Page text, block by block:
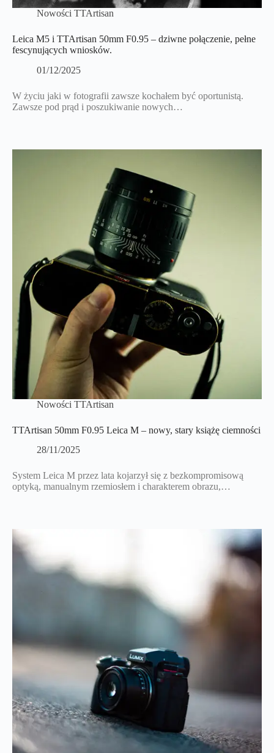
Nowości TTArtisan
Leica M5 i TTArtisan 50mm F0.95 – dziwne połączenie, pełne
fescynujących wniosków.
01/12/2025
W życiu jaki w fotografii zawsze kochałem być oportunistą.
Zawsze pod prąd i poszukiwanie nowych…
Nowości TTArtisan
TTArtisan 50mm F0.95 Leica M – nowy, stary książę ciemności
28/11/2025
System Leica M przez lata kojarzył się z bezkompromisową
optyką, manualnym rzemiosłem i charakterem obrazu,…